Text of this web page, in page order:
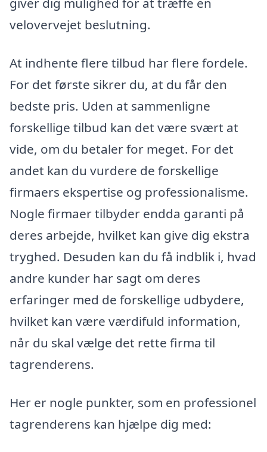
velovervejet beslutning.
At indhente flere tilbud har flere fordele.
For det første sikrer du, at du får den
bedste pris. Uden at sammenligne
forskellige tilbud kan det være svært at
vide, om du betaler for meget. For det
andet kan du vurdere de forskellige
firmaers ekspertise og professionalisme.
Nogle firmaer tilbyder endda garanti på
deres arbejde, hvilket kan give dig ekstra
tryghed. Desuden kan du få indblik i, hvad
andre kunder har sagt om deres
erfaringer med de forskellige udbydere,
hvilket kan være værdifuld information,
når du skal vælge det rette firma til
tagrenderens.
Her er nogle punkter, som en professionel
tagrenderens kan hjælpe dig med: